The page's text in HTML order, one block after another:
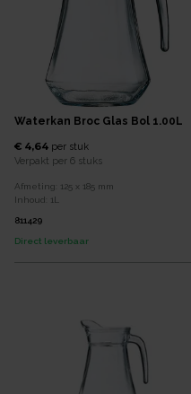
Waterkan Broc Glas Bol 1.00L
€ 4,64 per stuk
Verpakt per 6 stuks
Afmeting: 125 x 185 mm
Inhoud:
1L
811429
Direct leverbaar